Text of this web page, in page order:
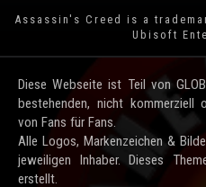
Assassin's Creed is a
Ubisoft
Diese Webseite ist Teil von
bestehenden, nicht kommerziell
von Fans für Fans.
Alle Logos, Markenzeichen &
jeweiligen Inhaber. Dieses
erstellt.